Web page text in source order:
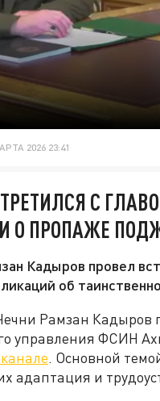
2026 23:41
С
О ПРОПАЖЕ
Кадыров провел
об
Рамзан Кадыров
управления ФСИН
. Основной
адаптация и